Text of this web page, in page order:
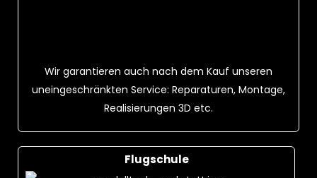
Wir garantieren auch nach dem Kauf unseren
uneingeschränkten Service: Reparaturen, Montage,
Realisierungen 3D etc.
Flugschule